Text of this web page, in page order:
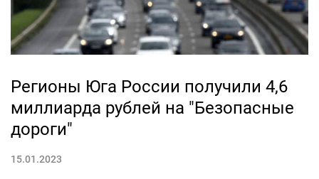
Регионы Юга России получили 4,6
миллиарда рублей на "Безопасные
дороги"
15.01.2023